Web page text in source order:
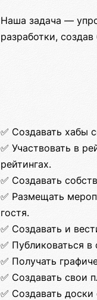
Наша задача —
разработки,
✅ Создавать хабы
✅ Участвовать в
рейтингах.
✅ Создавать
✅ Размещать
гостя.
✅ Создавать и
✅ Публиковаться
✅ Получать
✅ Создавать свои
✅ Создавать